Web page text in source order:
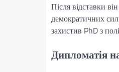
Після відставки
демократичних
захистив PhD з
Дипломатія